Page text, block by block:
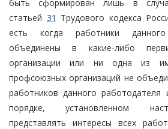
быть сформирован лишь в
статьей 31 Трудового кодекса
есть когда работники
объединены в какие-либо
организации или ни одна из
профсоюзных организаций не
работников данного
порядке, установленном
представлять интересы всех